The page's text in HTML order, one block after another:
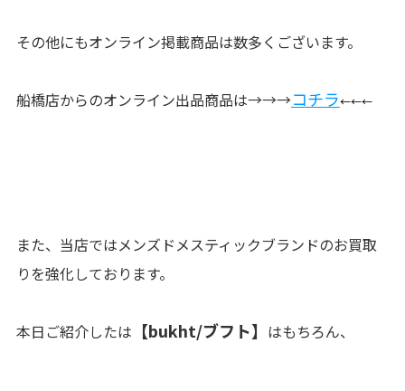
その他にもオンライン掲載商品は数多くございます。
船橋店からのオンライン出品商品は→→→コチラ←←←
また、当店ではメンズドメスティックブランドのお買取
りを強化しております。
本日ご紹介したは 【bukht/ブフト】 はもちろん、